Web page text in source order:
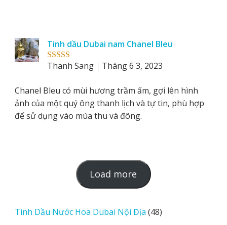
Rated 5out
Tinh dầu Dubai nam Chanel Bleu
Thanh Sang
Tháng 6 3, 2023
Chanel Bleu có mùi hương trầm ấm, gợi lên hình
ảnh của một quý ông thanh lịch và tự tin, phù hợp
để sử dụng vào mùa thu và đông.
Load more
o
d
Tinh Dầu Nước Hoa Dubai Nội Địa 4848